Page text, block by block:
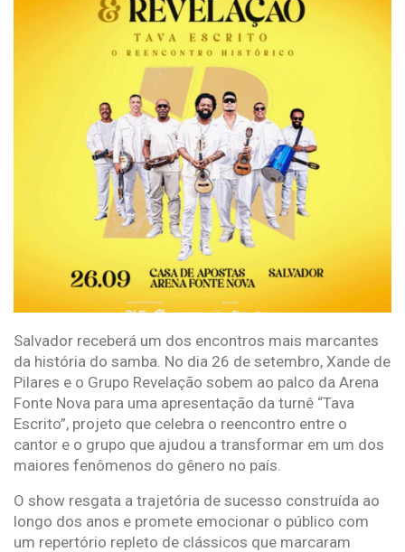
Salvador receberá um dos encontros mais marcantes
da história do samba. No dia 26 de setembro, Xande de
Pilares e o Grupo Revelação sobem ao palco da Arena
Fonte Nova para uma apresentação da turnê “Tava
Escrito”, projeto que celebra o reencontro entre o
cantor e o grupo que ajudou a transformar em um dos
maiores fenômenos do gênero no país.
O show resgata a trajetória de sucesso construída ao
longo dos anos e promete emocionar o público com
um repertório repleto de clássicos que marcaram